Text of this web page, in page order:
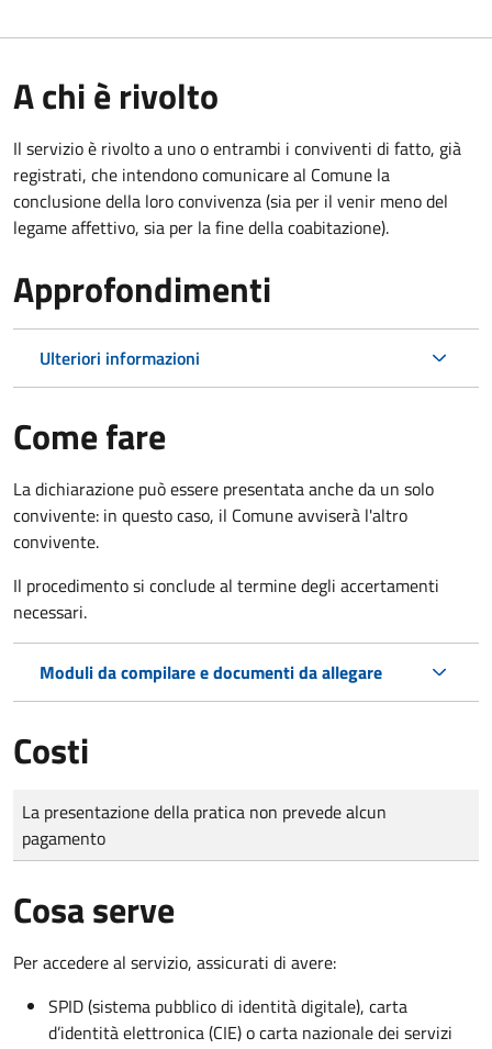
A chi è rivolto
Il servizio è rivolto a uno o entrambi i conviventi di fatto, già
registrati, che intendono comunicare al Comune la
conclusione della loro convivenza (sia per il venir meno del
legame affettivo, sia per la fine della coabitazione).
Approfondimenti
Ulteriori informazioni
Come fare
La dichiarazione può essere presentata anche da un solo
convivente: in questo caso, il Comune avviserà l'altro
convivente.
Il procedimento si conclude al termine degli accertamenti
necessari.
Moduli da compilare e documenti da allegare
Costi
Tipo di pagamento
Importo
La presentazione della pratica non prevede alcun
pagamento
Cosa serve
Per accedere al servizio, assicurati di avere:
SPID (sistema pubblico di identità digitale), carta
d’identità elettronica (CIE) o carta nazionale dei servizi